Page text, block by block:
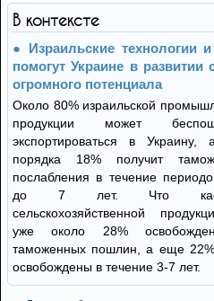
В контексте
Израильские технологии
помогут Украине в развитии
огромного потенциала
Около 80% израильской
продукции может
экспортироваться в
порядка 18% получит
послабления в течение
до 7 лет. Что
сельскохозяйственной
уже около 28%
таможенных пошлин, а еще 22%
освобождены в течение 3-7 лет.